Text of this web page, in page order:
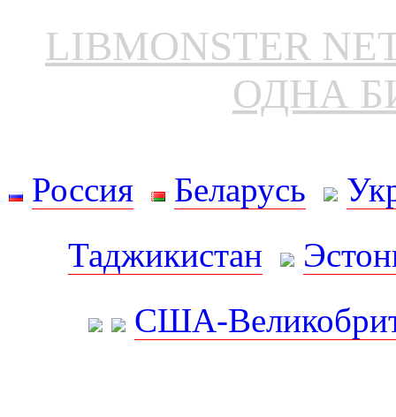
LIBMONSTER
ОДНА
Россия Беларусь
Таджикистан
США-